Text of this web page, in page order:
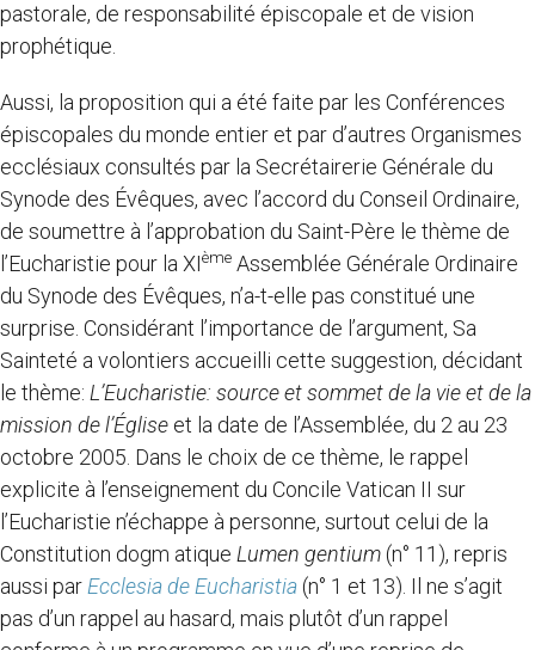
pastorale, de responsabilité épiscopale et de vision
prophétique.
Aussi, la proposition qui a été faite par les Conférences
épiscopales du monde entier et par d’autres Organismes
ecclésiaux consultés par la Secrétairerie Générale du
Synode des Évêques, avec l’accord du Conseil Ordinaire,
de soumettre à l’approbation du Saint-Père le thème de
l’Eucharistie pour la XIème Assemblée Générale Ordinaire
du Synode des Évêques, n’a-t-elle pas constitué une
surprise. Considérant l’importance de l’argument, Sa
Sainteté a volontiers accueilli cette suggestion, décidant
le thème: L’Eucharistie: source et sommet de la vie et de la
mission de l’Église et la date de l’Assemblée, du 2 au 23
octobre 2005. Dans le choix de ce thème, le rappel
explicite à l’enseignement du Concile Vatican II sur
l’Eucharistie n’échappe à personne, surtout celui de la
Constitution dogm atique Lumen gentium (n° 11), repris
aussi par Ecclesia de Eucharistia (n° 1 et 13). Il ne s’agit
pas d’un rappel au hasard, mais plutôt d’un rappel